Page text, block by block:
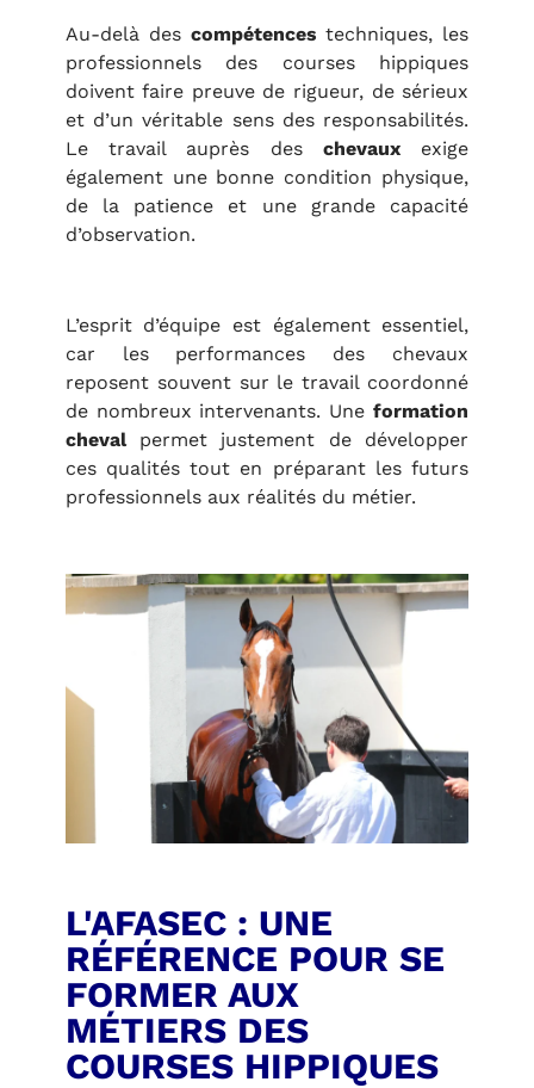
Au-delà des compétences techniques, les
professionnels des courses hippiques
doivent faire preuve de rigueur, de sérieux
et d’un véritable sens des responsabilités.
Le travail auprès des chevauxexige
également une bonne condition physique,
de la patience et une grande capacité
d’observation.
L’esprit d’équipe est également essentiel,
car les performances des chevaux
reposent souvent sur le travail coordonné
de nombreux intervenants. Uneformation
chevalpermet justement de développer
ces qualités tout en préparant les futurs
professionnels aux réalités du métier.
L'AFASEC : UNE
RÉFÉRENCE POUR SE
FORMER AUX
MÉTIERS DES
COURSES HIPPIQUES